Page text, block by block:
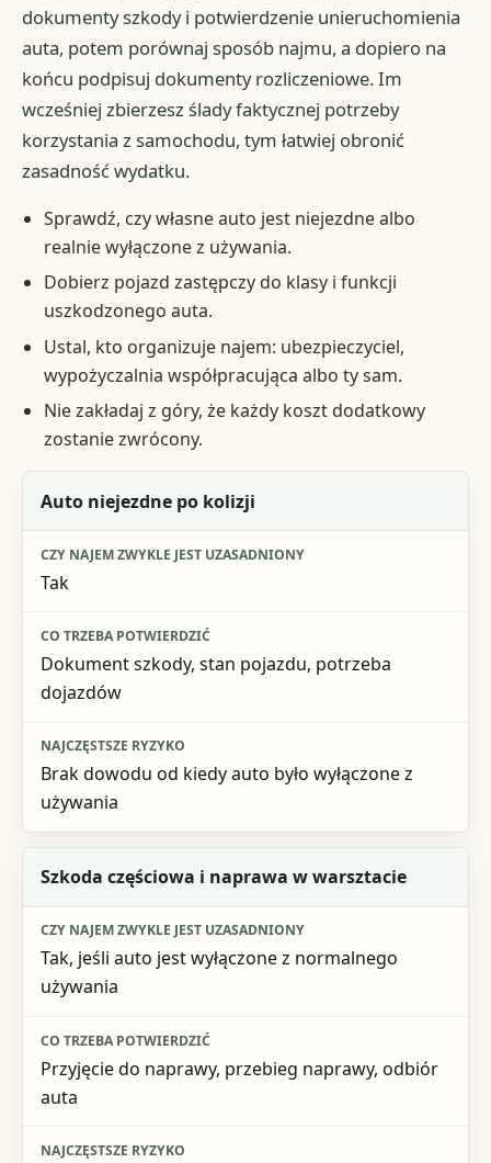
dokumenty szkody i potwierdzenie unieruchomienia
auta, potem porównaj sposób najmu, a dopiero na
końcu podpisuj dokumenty rozliczeniowe. Im
wcześniej zbierzesz ślady faktycznej potrzeby
korzystania z samochodu, tym łatwiej obronić
zasadność wydatku.
Sprawdź, czy własne auto jest niejezdne albo
realnie wyłączone z używania.
Dobierz pojazd zastępczy do klasy i funkcji
uszkodzonego auta.
Ustal, kto organizuje najem: ubezpieczyciel,
wypożyczalnia współpracująca albo ty sam.
Nie zakładaj z góry, że każdy koszt dodatkowy
zostanie zwrócony.
Sytuacja
Czy najem zwykle jest uzasadniony
Auto niejezdne po kolizji
Tak
Dokument szkody, stan pojazdu, potrzeba
dojazdów
Brak dowodu od kiedy auto było wyłączone z
używania
Szkoda częściowa i naprawa w warsztacie
Tak, jeśli auto jest wyłączone z normalnego
używania
Przyjęcie do naprawy, przebieg naprawy, odbiór
auta